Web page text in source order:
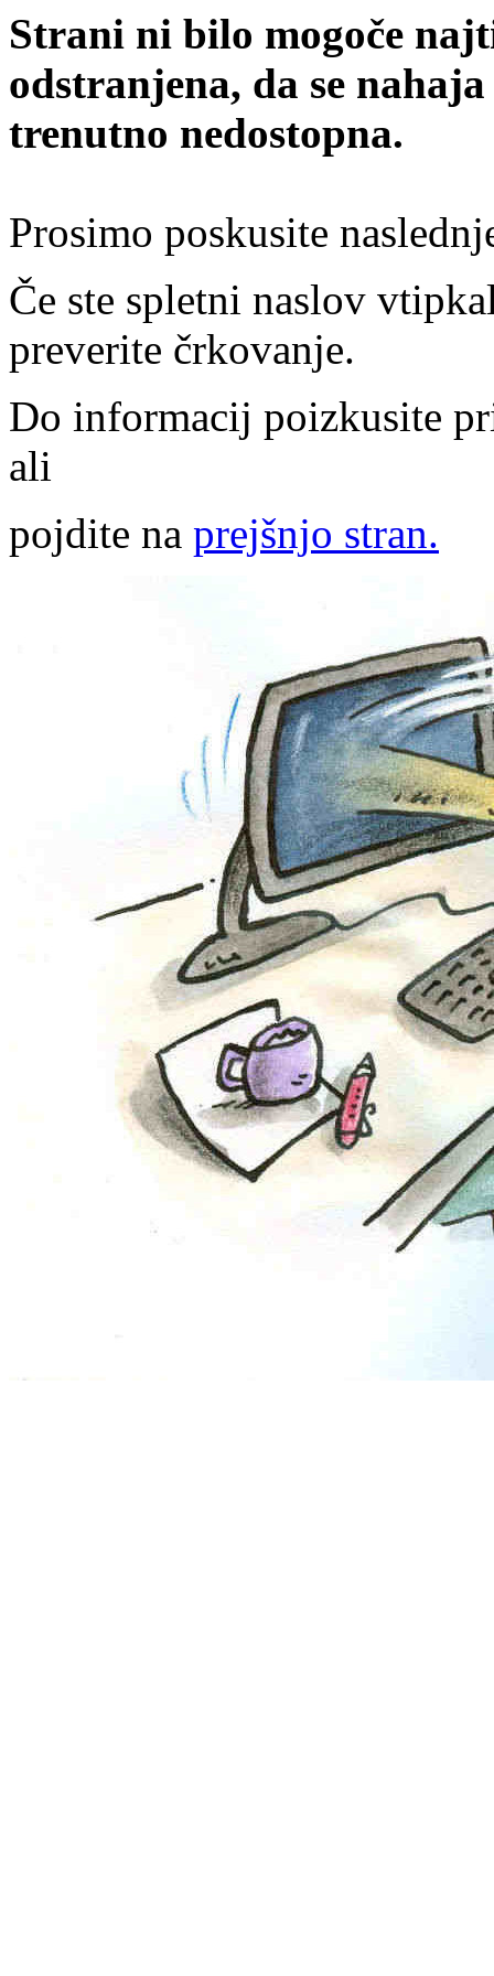
Strani ni bilo mogoče
odstranjena, da se
trenutno nedostopna.
Prosimo poskusite
Če ste spletni naslov
preverite črkovanje.
Do informacij poizkusite
ali
pojdite na prejšnjo stran.